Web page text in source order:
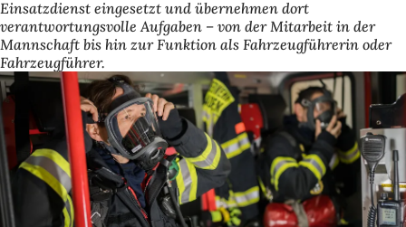
d
e
n
s
i
c
h
Einsatzdienst eingesetzt und übernehmen dort
verantwortungsvolle Aufgaben – von der Mitarbeit in der
Mannschaft bis hin zur Funktion als Fahrzeugführerin oder
Fahrzeugführer.